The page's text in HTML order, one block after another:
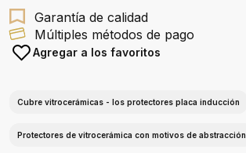
Garantía de calidad
Múltiples métodos de pago
Agregar a los favoritos
Cubre vitrocerámicas - los protectores placa inducción
Protectores de vitrocerámica con motivos de abstracción